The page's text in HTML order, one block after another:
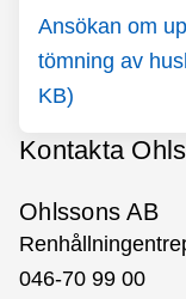
Ansökan om
tömning av
KB)
Kontakta
Ohlssons AB
046-70 99 00